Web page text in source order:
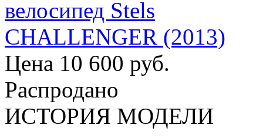
Цена 10 600 руб.
Распродано
ИСТОРИЯ МОДЕЛИ